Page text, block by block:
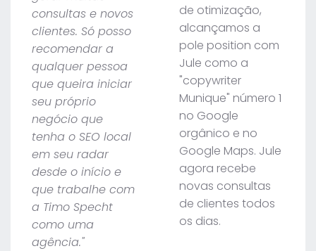
consultas e novos
clientes. Só posso
recomendar a
qualquer pessoa
que queira iniciar
seu próprio
negócio que
tenha o SEO local
em seu radar
desde o início e
que trabalhe com
a Timo Specht
como uma
agência."
de otimização,
alcançamos a
pole position com
Jule como a
"copywriter
Munique" número 1
no Google
orgânico e no
Google Maps. Jule
agora recebe
novas consultas
de clientes todos
os dias.